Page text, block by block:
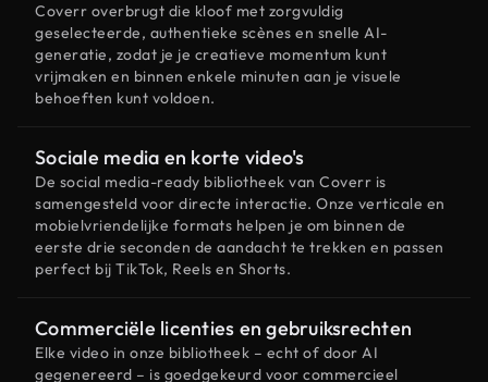
Coverr overbrugt die kloof met zorgvuldig
geselecteerde, authentieke scènes en snelle AI-
generatie, zodat je je creatieve momentum kunt
vrijmaken en binnen enkele minuten aan je visuele
behoeften kunt voldoen.
Sociale media en korte video's
De social media-ready bibliotheek van Coverr is
samengesteld voor directe interactie. Onze verticale en
mobielvriendelijke formats helpen je om binnen de
eerste drie seconden de aandacht te trekken en passen
perfect bij TikTok, Reels en Shorts.
Commerciële licenties en gebruiksrechten
Elke video in onze bibliotheek – echt of door AI
gegenereerd – is goedgekeurd voor commercieel